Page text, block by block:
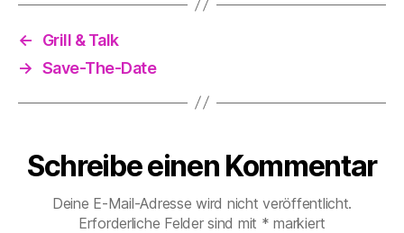
←
Grill & Talk
→ Save-The-Date
Schreibe einen Kommentar
Deine E-Mail-Adresse wird nicht veröffentlicht.
Erforderliche Felder sind mit * markiert